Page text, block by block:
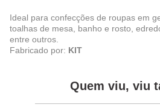
Ideal para confecções de roupas em
toalhas de mesa, banho e rosto,
entre outros.
Fabricado por: KIT
Quem viu, viu